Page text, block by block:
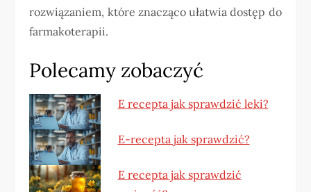
rozwiązaniem, które znacząco ułatwia dostęp do
farmakoterapii.
Polecamy zobaczyć
E recepta jak sprawdzić leki?
E-recepta jak sprawdzić?
E recepta jak sprawdzić